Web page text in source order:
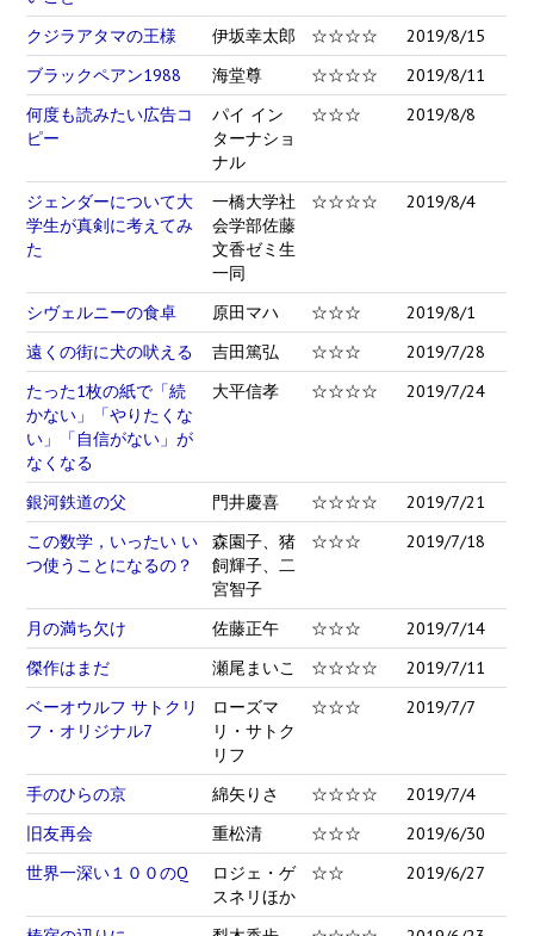
クジラアタマの王様 伊坂幸太郎 ☆☆☆☆
2019/8/15
ブラックペアン1988
海堂尊 ☆☆☆☆
2019/8/11
何度も読みたい広告コ
ピー
パイ イン
ターナショ
ナル
☆☆☆ 2019/8/8
ジェンダーについて大
学生が真剣に考えてみ
た
一橋大学社
会学部佐藤
文香ゼミ生
一同
☆☆☆☆ 2019/8/4
シヴェルニーの食卓 原田マハ ☆☆☆
2019/8/1
遠くの街に犬の吠える
吉田篤弘 ☆☆☆
2019/7/28
たった1枚の紙で「続
かない」「やりたくな
い」「自信がない」が
なくなる
大平信孝 ☆☆☆☆ 2019/7/24
銀河鉄道の父 門井慶喜 ☆☆☆☆
2019/7/21
この数学，いったい い
つ使うことになるの？
森園子、猪
飼輝子、二
宮智子
☆☆☆ 2019/7/18
月の満ち欠け 佐藤正午 ☆☆☆
2019/7/14
傑作はまだ
瀬尾まいこ ☆☆☆☆
2019/7/11
ベーオウルフ サトクリ
フ・オリジナル7
ローズマ
リ・サトク
リフ
☆☆☆ 2019/7/7
手のひらの京 綿矢りさ ☆☆☆☆
2019/7/4
旧友再会
重松清 ☆☆☆
2019/6/30
世界一深い１００のQ
ロジェ・ゲ
スネリほか
☆☆ 2019/6/27